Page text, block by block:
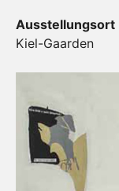
Ausstellungsort
Kiel-Gaarden